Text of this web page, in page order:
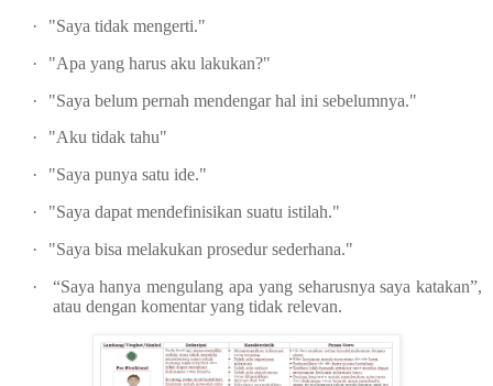
·
"Saya tidak mengerti."
·
"Apa yang harus aku lakukan?"
·
"Saya belum pernah mendengar hal ini sebelumnya."
·
"Aku tidak tahu"
·
"Saya punya satu ide."
·
"Saya dapat mendefinisikan suatu istilah."
·
"Saya bisa melakukan prosedur sederhana."
·
“Saya hanya mengulang apa yang seharusnya saya katakan”,
atau dengan komentar yang tidak relevan.